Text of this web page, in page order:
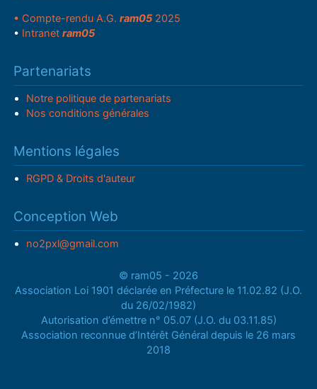
• Compte-rendu A.G.ram05 2025
• Intranetram05
Partenariats
Notre politique de partenariats
Nos conditions générales
Mentions légales
RGPD & Droits d'auteur
Conception Web
no2pxl@gmail.com
© ram05 - 2026
Association Loi 1901 déclarée en Préfecture le 11.02.82 (J.O.
du 26/02/1982)
Autorisation d’émettre n° 05.07 (J.O. du 03.11.85)
Association reconnue d’Intérêt Général depuis le 26 mars
2018